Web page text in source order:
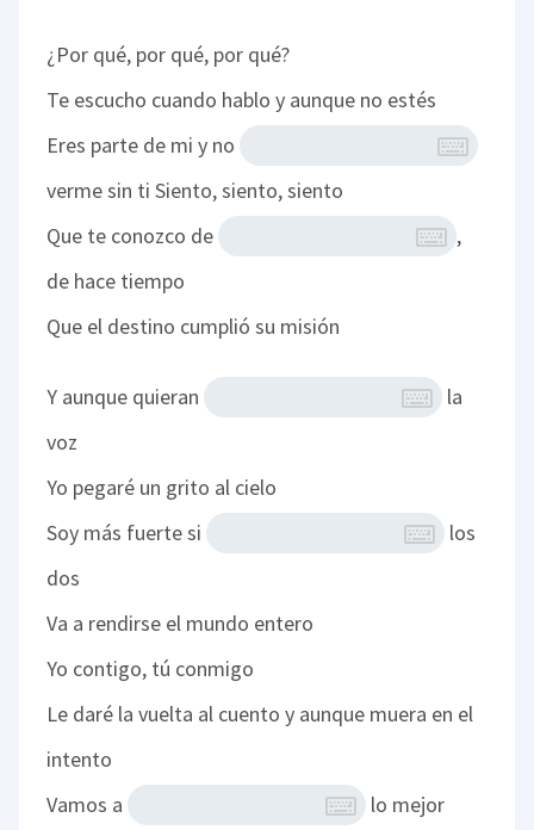
¿Por qué, por qué, por qué?
Te escucho cuando hablo y aunque no estés
Eres parte de mi y no
verme sin ti Siento, siento, siento
Que te conozco de
,
de hace tiempo
Que el destino cumplió su misión
Y aunque quieran
la
voz
Yo pegaré un grito al cielo
Soy más fuerte si
los
dos
Va a rendirse el mundo entero
Yo contigo, tú conmigo
Le daré la vuelta al cuento y aunque muera en el
intento
Vamos a
lo mejor